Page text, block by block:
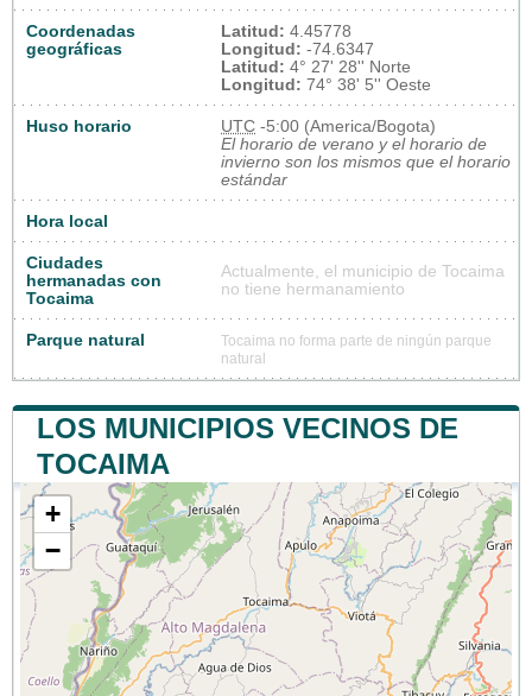
Coordenadas
geográficas
Latitud: 4.45778
Longitud: -74.6347
Latitud: 4° 27' 28'' Norte
Longitud: 74° 38' 5'' Oeste
Huso horario UTC -5:00 (America/Bogota)
El horario de verano y el horario de
invierno son los mismos que el horario
estándar
Hora local
Ciudades
hermanadas con
Tocaima
Actualmente, el municipio de Tocaima
no tiene hermanamiento
Parque natural
Tocaima no forma parte de ningún parque
natural
LOS MUNICIPIOS VECINOS DE
TOCAIMA
+
−